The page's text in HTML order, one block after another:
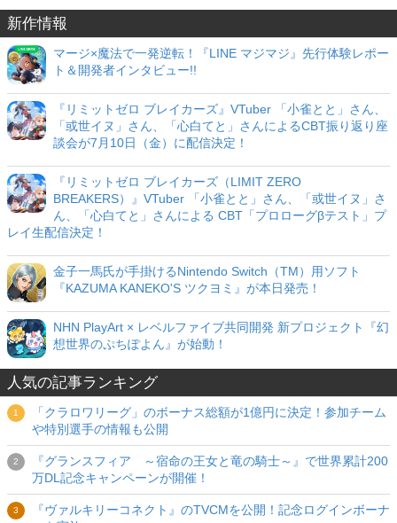
新作情報
マージ×魔法で一発逆転！『LINE マジマジ』先行体験レポー
ト＆開発者インタビュー!!
『リミットゼロ ブレイカーズ』VTuber 「小雀とと」さん、
「或世イヌ」さん、「心白てと」さんによるCBT振り返り座
談会が7月10日（金）に配信決定！
『リミットゼロ ブレイカーズ（LIMIT ZERO
BREAKERS）』VTuber 「小雀とと」さん、「或世イヌ」さ
ん、「心白てと」さんによる CBT「プロローグβテスト」プ
レイ生配信決定！
金子一馬氏が手掛けるNintendo Switch（TM）用ソフト
『KAZUMA KANEKO'S ツクヨミ』が本日発売！
NHN PlayArt × レベルファイブ共同開発 新プロジェクト『幻
想世界のぷちぽよん』が始動！
人気の記事ランキング
「クラロワリーグ」のボーナス総額が1億円に決定！参加チーム
や特別選手の情報も公開
『グランスフィア ～宿命の王女と竜の騎士～』で世界累計200
万DL記念キャンペーンが開催！
『ヴァルキリーコネクト』のTVCMを公開！記念ログインボーナ